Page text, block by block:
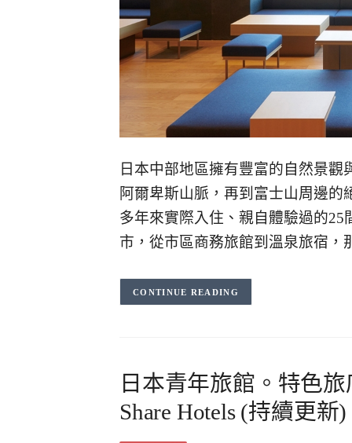
日本中部地區擁有豐富的自然景
阿爾卑斯山脈，再到富士山周邊
多年來實際入住、親自體驗過的
市，從市區商務旅館到溫泉旅宿
CONTINUE READING
日本青年旅館。特色旅
Share Hotels (持續更新)